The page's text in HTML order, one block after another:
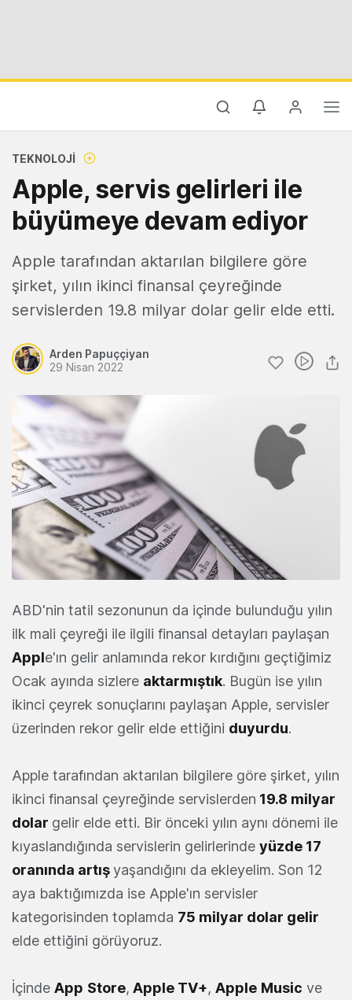
TEKNOLOJI
Apple, servis gelirleri ile
büyümeye devam ediyor
Apple tarafından aktarılan bilgilere göre
şirket, yılın ikinci finansal çeyreğinde
servislerden 19.8 milyar dolar gelir elde etti.
Arden Papuççiyan
29 Nisan 2022
ABD'nin tatil sezonunun da içinde bulunduğu yılın
ilk mali çeyreği ile ilgili finansal detayları paylaşan
Apple'ın gelir anlamında rekor kırdığını geçtiğimiz
Ocak ayında sizlere aktarmıştık. Bugün ise yılın
ikinci çeyrek sonuçlarını paylaşan Apple, servisler
üzerinden rekor gelir elde ettiğini duyurdu.
Apple tarafından aktarılan bilgilere göre şirket, yılın
ikinci finansal çeyreğinde servislerden 19.8 milyar
dolar gelir elde etti. Bir önceki yılın aynı dönemi ile
kıyaslandığında servislerin gelirlerinde yüzde 17
oranında artışyaşandığını da ekleyelim. Son 12
aya baktığımızda ise Apple'ın servisler
kategorisinden toplamda 75 milyar dolar gelir
elde ettiğini görüyoruz.
İçinde App Store, Apple TV+, Apple Music ve